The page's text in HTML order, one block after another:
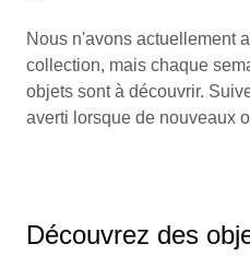
Nous n'avons actuellement
collection, mais chaque
objets sont à découvrir.
averti lorsque de nouveaux
Découvrez des